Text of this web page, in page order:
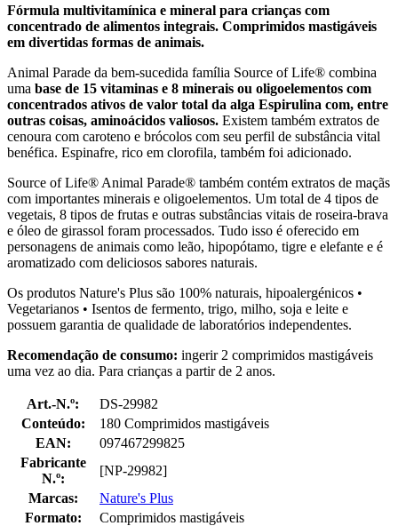
Fórmula multivitamínica e mineral para crianças com
concentrado de alimentos integrais. Comprimidos mastigáveis
em divertidas formas de animais.
Animal Parade da bem-sucedida família Source of Life® combina
uma base de 15 vitaminas e 8 minerais ou oligoelementos com
concentrados ativos de valor total da alga Espirulina com, entre
outras coisas, aminoácidos valiosos. Existem também extratos de
cenoura com caroteno e brócolos com seu perfil de substância vital
benéfica. Espinafre, rico em clorofila, também foi adicionado.
Source of Life® Animal Parade® também contém extratos de maçãs
com importantes minerais e oligoelementos. Um total de 4 tipos de
vegetais, 8 tipos de frutas e outras substâncias vitais de roseira-brava
e óleo de girassol foram processados. Tudo isso é oferecido em
personagens de animais como leão, hipopótamo, tigre e elefante e é
aromatizado com deliciosos sabores naturais.
Os produtos Nature's Plus são 100% naturais, hipoalergénicos •
Vegetarianos • Isentos de fermento, trigo, milho, soja e leite e
possuem garantia de qualidade de laboratórios independentes.
Recomendação de consumo: ingerir 2 comprimidos mastigáveis
uma vez ao dia. Para crianças a partir de 2 anos.
Art.-N.º:
DS-29982
Conteúdo:
180 Comprimidos mastigáveis
EAN:
097467299825
Fabricante
N.º:
[NP-29982]
Marcas:
Nature's Plus
Formato:
Comprimidos mastigáveis